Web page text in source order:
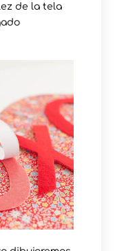
de la tela